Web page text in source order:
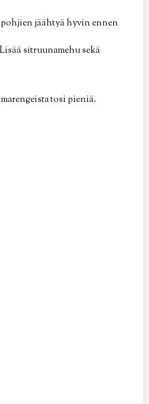
jäähtyä hyvin ennen
sitruunamehu sekä
tosi pieniä.